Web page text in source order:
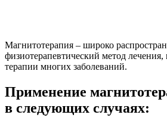
Магнитотерапия – широко
физиотерапевтический метод
терапии многих заболеваний.
Применение
в следующих случаях: